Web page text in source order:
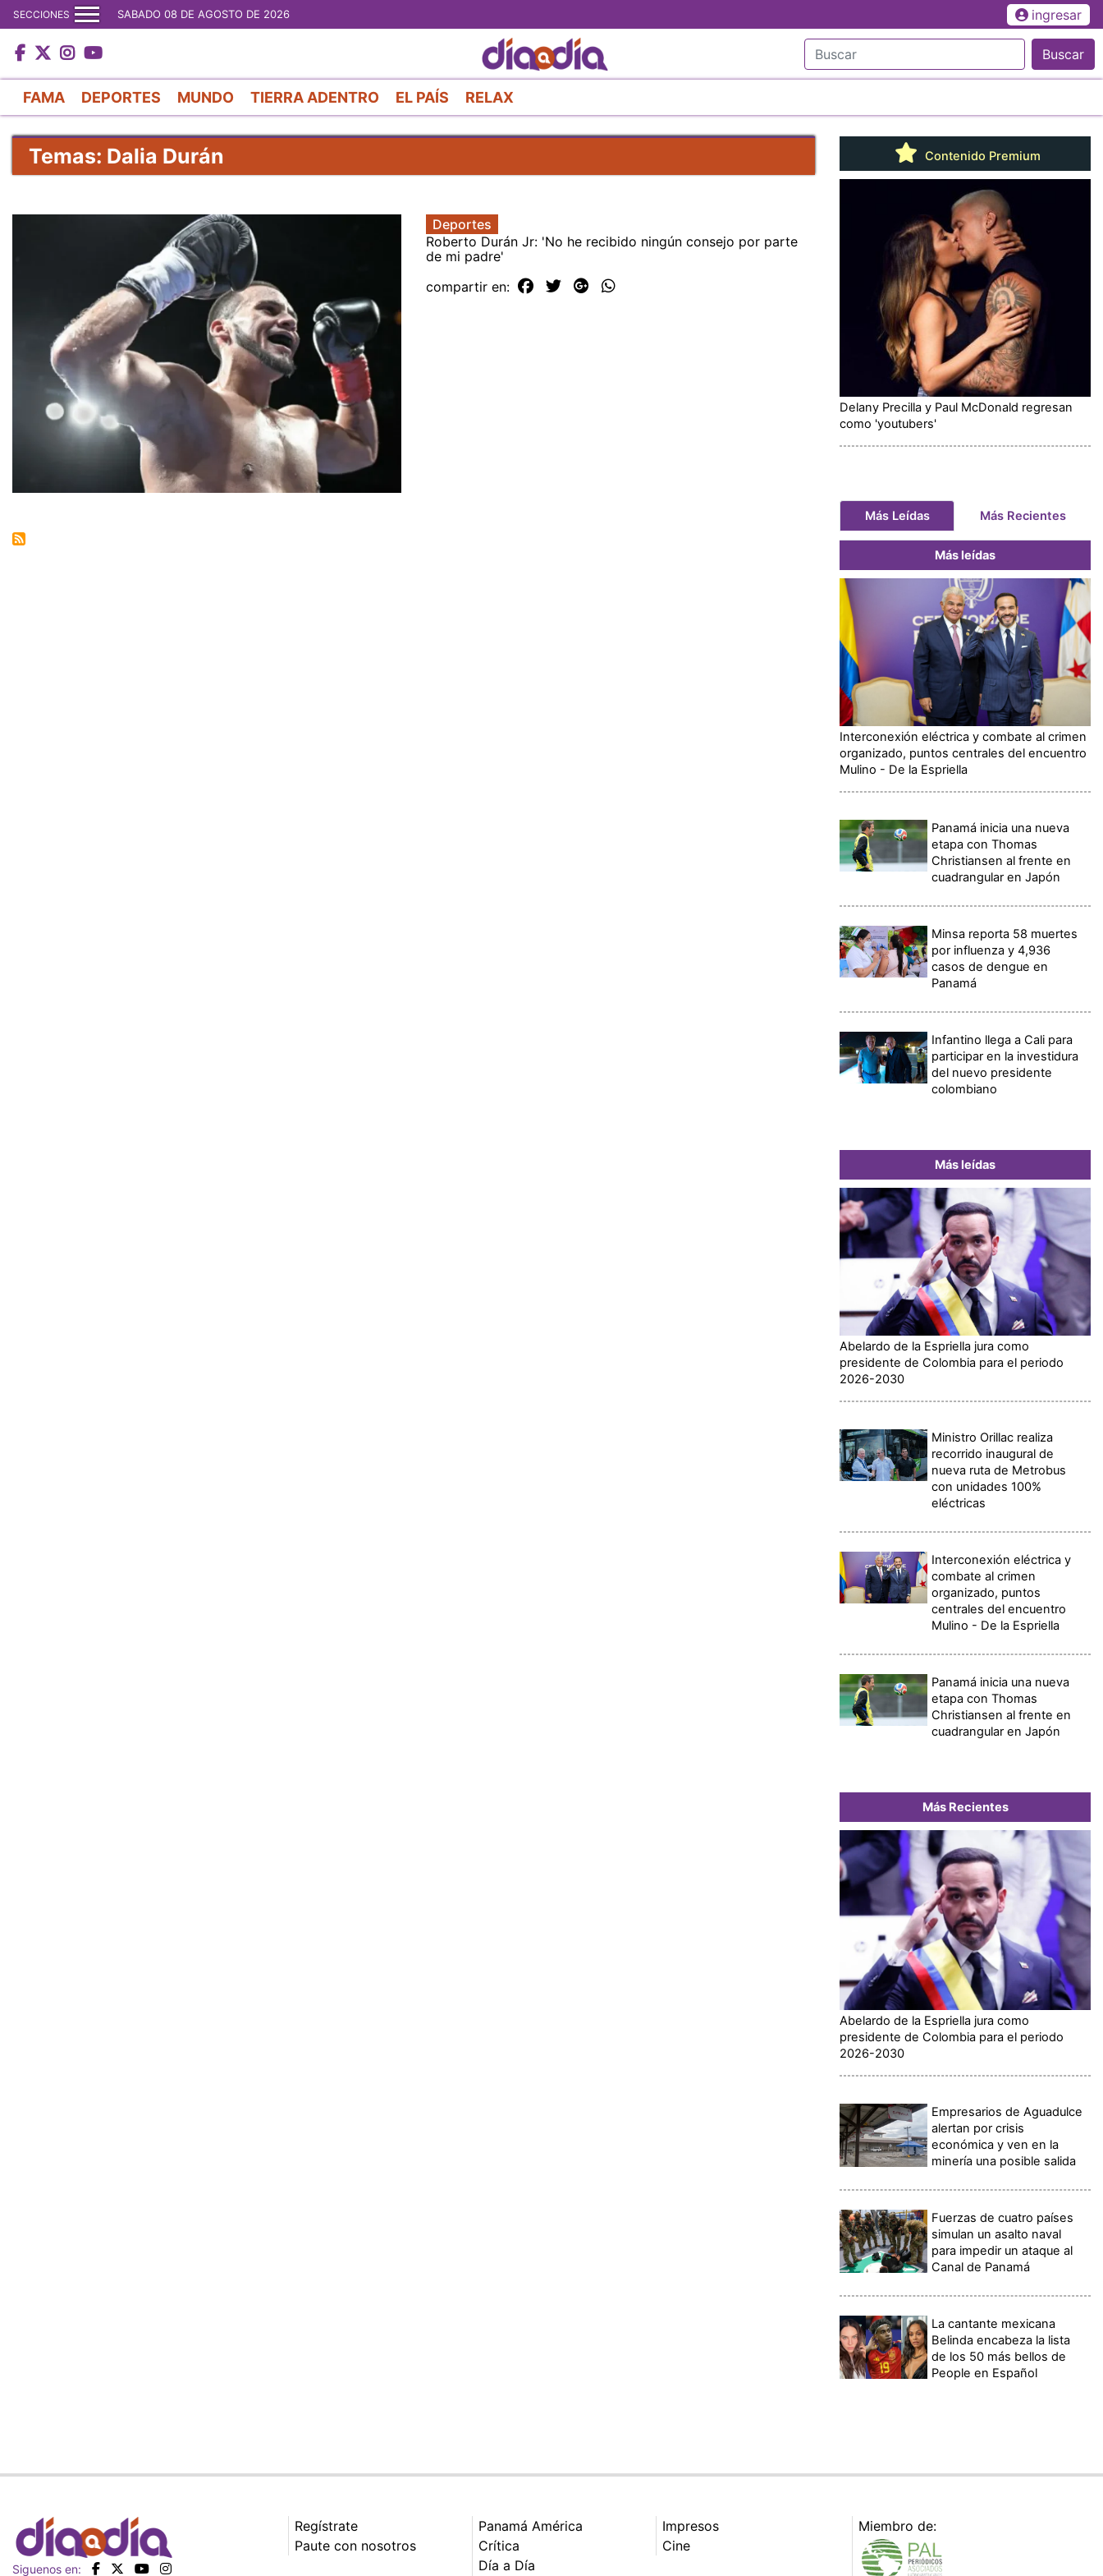
al
contenido
principal
SECCIONES SABADO 08 DE AGOSTO DE 2026 ingresar
Buscar
FAMA DEPORTES MUNDO TIERRA ADENTRO EL PAÍS RELAX
Temas: Dalia Durán
Deportes
Roberto Durán Jr: 'No he recibido ningún consejo por parte
de mi padre'
compartir en:
Contenido Premium
Delany Precilla y Paul McDonald regresan
como 'youtubers'
Más Leídas Más Recientes
Más leídas
Interconexión eléctrica y combate al crimen
organizado, puntos centrales del encuentro
Mulino - De la Espriella
Panamá inicia una nueva
etapa con Thomas
Christiansen al frente en
cuadrangular en Japón
Minsa reporta 58 muertes
por influenza y 4,936
casos de dengue en
Panamá
Infantino llega a Cali para
participar en la investidura
del nuevo presidente
colombiano
Más leídas
Abelardo de la Espriella jura como
presidente de Colombia para el periodo
2026-2030
Ministro Orillac realiza
recorrido inaugural de
nueva ruta de Metrobus
con unidades 100%
eléctricas
Interconexión eléctrica y
combate al crimen
organizado, puntos
centrales del encuentro
Mulino - De la Espriella
Panamá inicia una nueva
etapa con Thomas
Christiansen al frente en
cuadrangular en Japón
Más Recientes
Abelardo de la Espriella jura como
presidente de Colombia para el periodo
2026-2030
Empresarios de Aguadulce
alertan por crisis
económica y ven en la
minería una posible salida
Fuerzas de cuatro países
simulan un asalto naval
para impedir un ataque al
Canal de Panamá
La cantante mexicana
Belinda encabeza la lista
de los 50 más bellos de
People en Español
Siguenos en:
Regístrate
Paute con nosotros
Panamá América
Crítica
Día a Día
Impresos
Cine
Miembro de: